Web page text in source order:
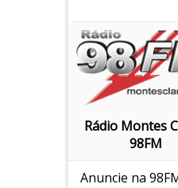
Rádio Montes
98FM
Anuncie na